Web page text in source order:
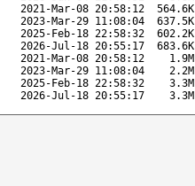
2021-Mar-08 20:58:12
564.6K
2023-Mar-29 11:08:04
637.5K
2025-Feb-18 22:58:32
602.2K
2026-Jul-18 20:55:17
683.6K
2021-Mar-08 20:58:12
1.9M
2023-Mar-29 11:08:04
2.2M
2025-Feb-18 22:58:32
3.3M
2026-Jul-18 20:55:17 3.3M